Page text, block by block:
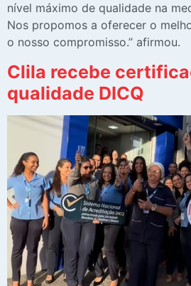
nível máximo de qualidade na
Nos propomos a oferecer o
o nosso compromisso.’’ afirmou.
Clila recebe
qualidade DICQ